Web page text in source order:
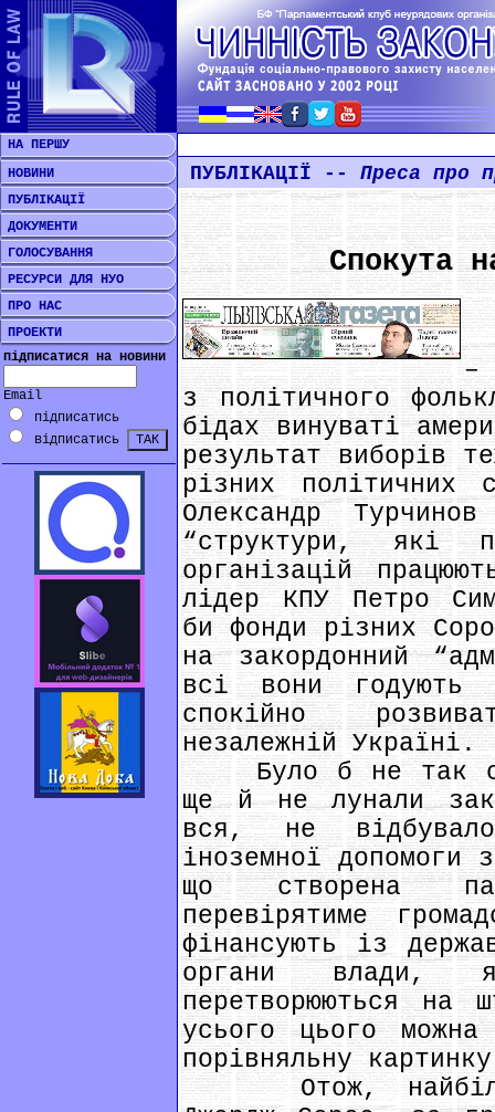
НА ПЕРШУ
НОВИНИ
ПУБЛІКАЦІЇ
ДОКУМЕНТИ
ГОЛОСУВАННЯ
РЕСУРСИ ДЛЯ НУО
ПРО НАС
ПРОЕКТИ
підписатися на новини
Email
підписатись
відписатись
ПУБЛІКАЦІЇ -- Преса про
Спокута
–
з політичного
бідах винуваті
результат виборів
різних політичних
Олександр
“структури, які
організацій
лідер КПУ Петро
би фонди різних
на закордонний
всі вони годують
спокійно
незалежній Україні.
Було б не так
ще й не лунали
вся, не
іноземної допомоги
що створена
перевірятиме
фінансують із
органи влади,
перетворюються на
усього цього
порівняльну
Отож,